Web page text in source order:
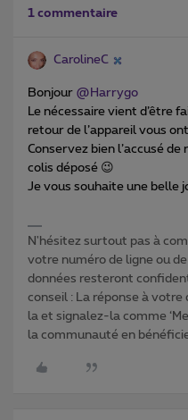
1 commentaire
CarolineC
Bonjour @Harrygo
Le nécessaire vient d’être
retour de l’appareil vous
Conservez bien l’accusé
colis déposé 😉
Je vous souhaite une belle
N'hésitez surtout pas à
votre numéro de ligne ou
données resteront
conseil : La réponse à votre
la et signalez-la comme
la communauté en